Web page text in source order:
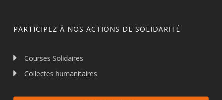
PARTICIPEZ À NOS ACTIONS DE SOLIDARITÉ
Courses Solidaires
Collectes humanitaires